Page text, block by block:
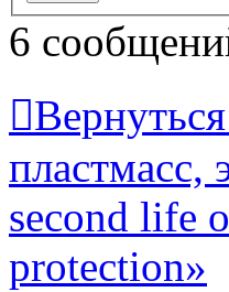
6
пластмасс,
second life
protection»